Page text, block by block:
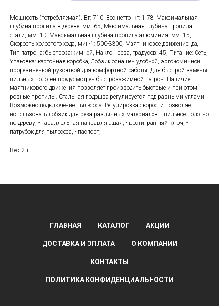
Мощность (потребляемая), Вт: 710, Вес нетто, кг: 1,78, Максимальная
глубина пропила в дереве, мм: 65, Максимальная глубина пропила
стали, мм: 10, Максимальная глубина пропила алюминия, мм: 15,
Скорость холостого хода, мин-1: 500-3300, Маятниковое движение: да,
Тип патрона: быстрозажимной, Наклон реза, градусов: 45, Питание: Сеть,
Упаковка: картонная коробка, Лобзик оснащен удобной, эргономичной
прорезиненной рукояткой для комфортной работы. Для быстрой замены
пильных полотен предусмотрен быстрозажимной патрон. Наличие
маятникового движения позволяет производить быстрые и при этом
ровные пропилы. Стальная подошва регулируется под разными углами.
Возможно подключение пылесоса. Регулировка скорости позволяет
использовать лобзик для реза различных материалов. - пильное полотно
по дереву, - параллельная направляющая, - шестигранный ключ, -
патрубок для пылесоса, - паспорт,
Вес: 2 г
ГЛАВНАЯ КАТАЛОГ АКЦИИ
ДОСТАВКА И ОПЛАТА О КОМПАНИИ
КОНТАКТЫ
ПОЛИТИКА КОНФИДЕНЦИАЛЬНОСТИ